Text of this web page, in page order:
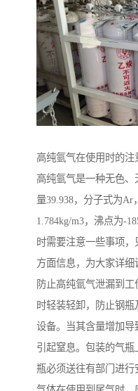
高纯氩气在使用时的注
高纯氩气是一种无色
量39.938，分子式为Ar
1.784kg/m3，沸点为-
时需要注意一些事项
方面信息，为大家详细
防止高纯氩气泄漏到
时轻装轻卸，防止钢
设备。当其含量增加导
引起窒息。包装的气
瓶必须送往有部门进